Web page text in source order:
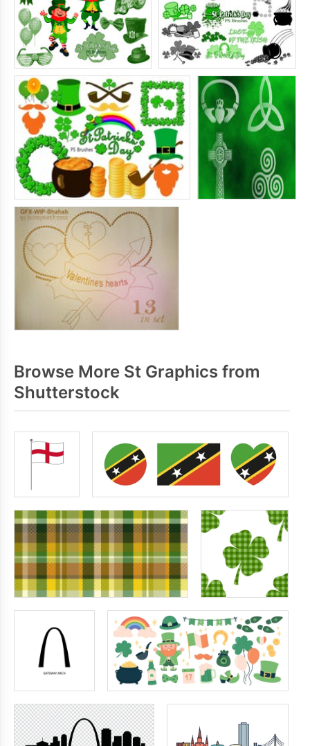
Browse More St Graphics from
Shutterstock